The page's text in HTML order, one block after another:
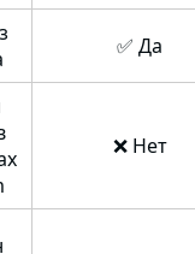
✅ Да
❌ Нет